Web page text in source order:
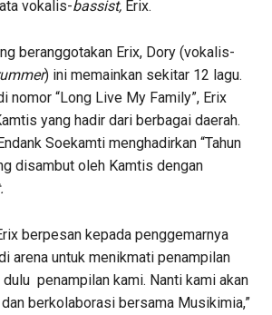
vokalis-bassist, Erix.
beranggotakan Erix, Dory (vokalis-
) ini memainkan sekitar 12 lagu.
nomor “Long Live My Family”, Erix
yang hadir dari berbagai daerah.
Soekamti menghadirkan “Tahun
disambut oleh Kamtis dengan
berpesan kepada penggemarnya
arena untuk menikmati penampilan
penampilan kami. Nanti kami akan
berkolaborasi bersama Musikimia,”